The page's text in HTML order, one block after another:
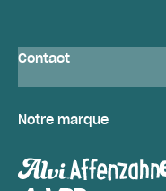
Contact
Notre marque